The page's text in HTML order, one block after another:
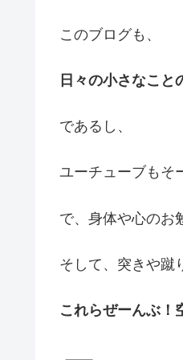
このブログも、
日々の小さなこと
であるし、
ユーチューブもそ
で、身体や心のお
そして、突きや蹴
これらぜーんぶ！